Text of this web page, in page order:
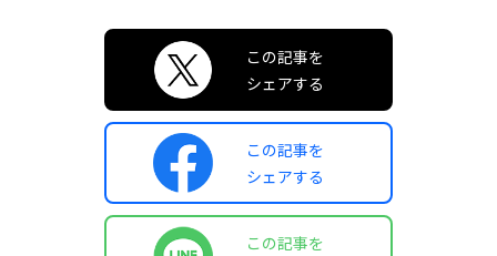
この記事を
シェアする
この記事を
シェアする
この記事を